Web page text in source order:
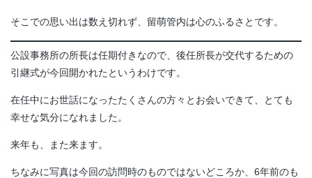
そこでの思い出は数え切れず、留萌管内は心のふるさとです。
公設事務所の所長は任期付きなので、後任所長が交代するための
引継式が今回開かれたというわけです。
在任中にお世話になったたくさんの方々とお会いできて、とても
幸せな気分になれました。
来年も、また来ます。
ちなみに写真は今回の訪問時のものではないどころか、6年前のも